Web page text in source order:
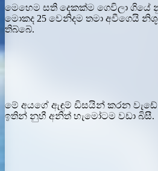
මෙහෙම සති දෙකක්ම ගෙවිලා ගියේ
මොකද 25 වෙනිදම තමා අවීගෙයි
තිබ්බේ.
මේ අයගේ ඇඳුම් ඩිසයින් කරන වැඩේ
ඉතින් නුහී අනිත් හැමෝටම වඩා බිසී.